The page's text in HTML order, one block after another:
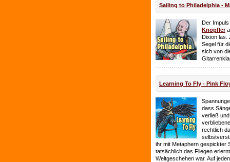
Sailing to Philadelphia -
Der
Knopfler
Dixion las.
Segel für
sich von
Learning To Fly - Pink
dass
verließ
rechtlich
ihr mit Metaphern gespickter
tatsächlich das Fliegen
Weltgeschehen war. Auf